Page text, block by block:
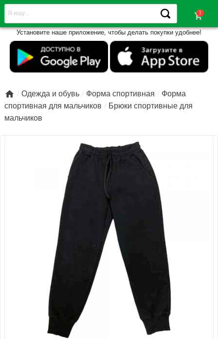
shopping_cart
Установите наше приложение, чтобы делать покупки удобнее!
 Одежда и обувь Форма спортивная
Форма
спортивная для мальчиков
Брюки спортивные для
мальчиков